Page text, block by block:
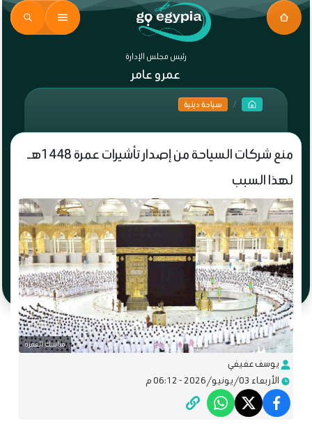
رئيس مجلس الإدارة
عمرو عامر
سياحة دينية
منع شركات السياحة من إصدار تأشيرات عمرة 1448هـ
لهذا السبب
مناسك العمرة
يوسف عفيفي
الأربعاء 03/يونيو/2026 - 06:12 م